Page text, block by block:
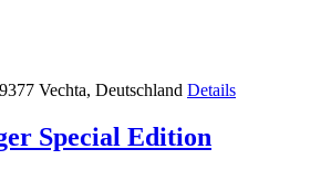
Vechta, Deutschland Details
Special Edition